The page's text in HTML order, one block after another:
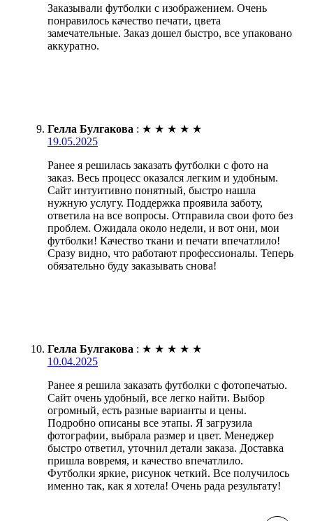
Заказывали футболки с изображением. Очень
понравилось качество печати, цвета
замечательные. Заказ дошел быстро, все упаковано
аккуратно.
Гелла Булгакова : ★ ★ ★ ★ ★
19.05.2025
Ранее я решилась заказать футболки с фото на
заказ. Весь процесс оказался легким и удобным.
Сайт интуитивно понятный, быстро нашла
нужную услугу. Поддержка проявила заботу,
ответила на все вопросы. Отправила свои фото без
проблем. Ожидала около недели, и вот они, мои
футболки! Качество ткани и печати впечатлило!
Сразу видно, что работают профессионалы. Теперь
обязательно буду заказывать снова!
Гелла Булгакова : ★ ★ ★ ★ ★
10.04.2025
Ранее я решила заказать футболки с фотопечатью.
Сайт очень удобный, все легко найти. Выбор
огромный, есть разные варианты и цены.
Подробно описаны все этапы. Я загрузила
фотографии, выбрала размер и цвет. Менеджер
быстро ответил, уточнил детали заказа. Доставка
пришла вовремя, и качество впечатлило.
Футболки яркие, рисунок четкий. Все получилось
именно так, как я хотела! Очень рада результату!